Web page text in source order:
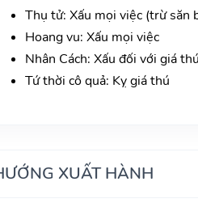
Thụ tử: Xấu mọi việc (trừ săn
Hoang vu: Xấu mọi việc
Nhân Cách: Xấu đối với giá
Tứ thời cô quả: Kỵ giá thú
XUẤT HÀNH